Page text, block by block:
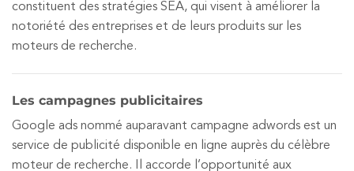
constituent des stratégies SEA, qui visent à améliorer la
notoriété des entreprises et de leurs produits sur les
moteurs de recherche.
Les campagnes publicitaires
Google ads nommé auparavant campagne adwords est un
service de publicité disponible en ligne auprès du célèbre
moteur de recherche. Il accorde l’opportunité aux